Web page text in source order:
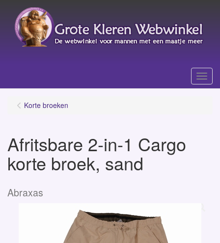
Menu
Korte broeken
Afritsbare 2-in-1 Cargo
korte broek, sand
Abraxas